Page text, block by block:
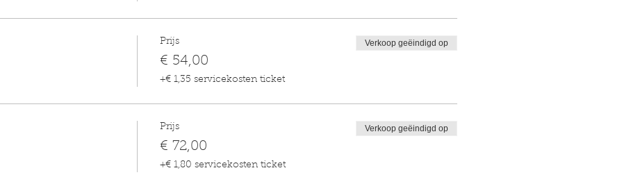
Prijs
€ 54,00
+€ 1,35 servicekosten ticket
Verkoop geëindigd op
Prijs
€ 72,00
+€ 1,80 servicekosten ticket
Verkoop geëindigd op